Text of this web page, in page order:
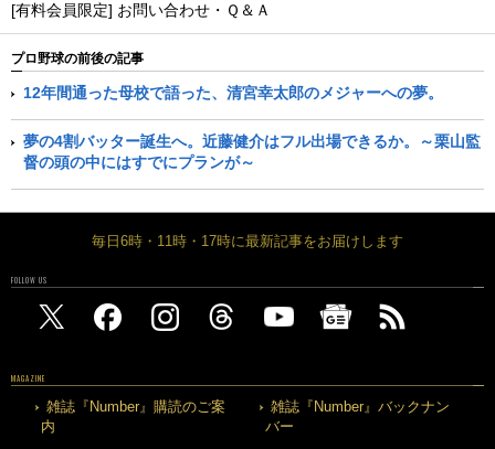
[有料会員限定] お問い合わせ・Ｑ＆Ａ
プロ野球の前後の記事
12年間通った母校で語った、清宮幸太郎のメジャーへの夢。
夢の4割バッター誕生へ。近藤健介はフル出場できるか。～栗山監
督の頭の中にはすでにプランが～
毎日6時・11時・17時に最新記事をお届けします
FOLLOW US
MAGAZINE
雑誌『Number』購読のご案
内
雑誌『Number』バックナン
バー